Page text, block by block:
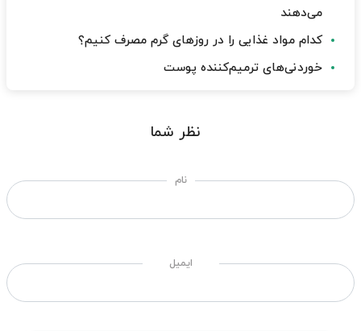
می‌دهند
کدام مواد غذایی را در روزهای گرم مصرف کنیم؟
خوردنی‌های ترمیم‌کننده پوست
نظر شما
نام
ایمیل